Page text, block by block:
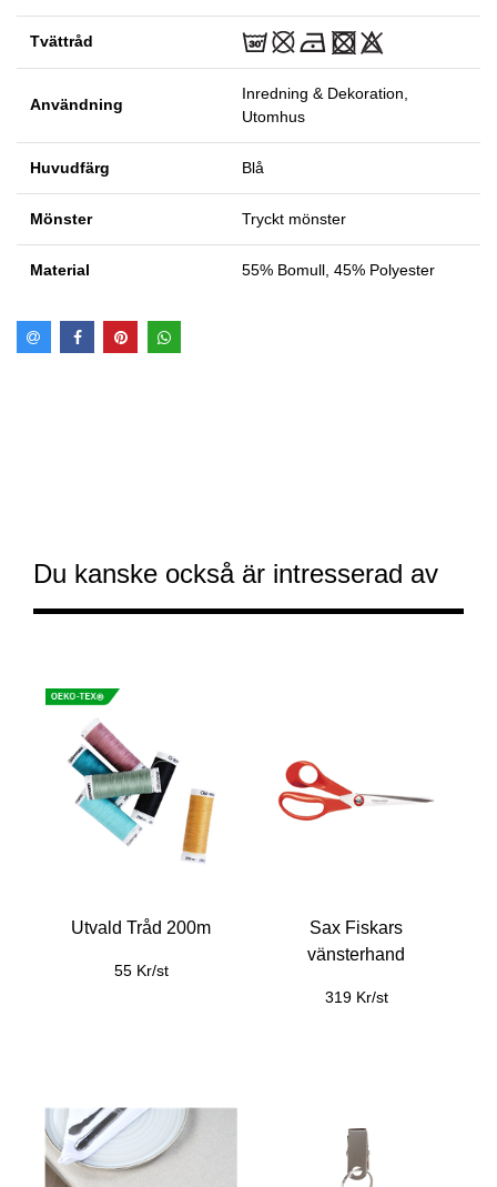
Tvättråd
Användning
Inredning & Dekoration,
Utomhus
Huvudfärg Blå
Mönster Tryckt mönster
Material 55% Bomull, 45% Polyester
Du kanske också är intresserad av
Utvald Tråd 200m
55 Kr/st
Sax Fiskars
vänsterhand
319 Kr/st